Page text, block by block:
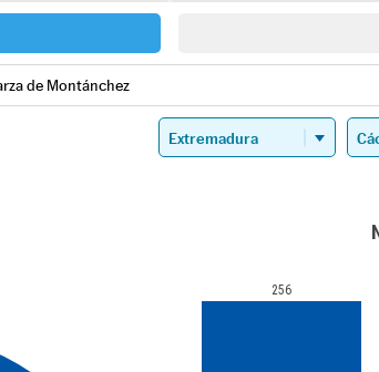
de Montánchez
256